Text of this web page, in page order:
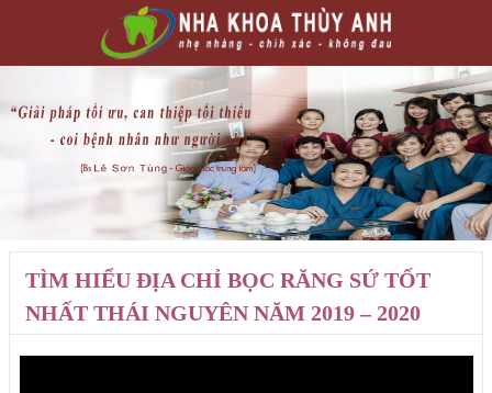
TÌM HIỂU ĐỊA CHỈ BỌC RĂNG SỨ TỐT
NHẤT THÁI NGUYÊN NĂM 2019 – 2020